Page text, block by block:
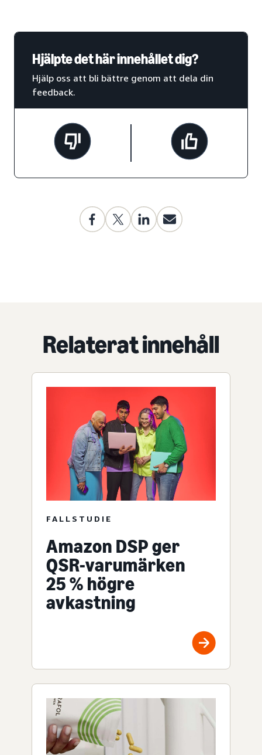
Hjälpte det här innehållet dig?
Hjälp oss att bli bättre genom att dela din
feedback.
Relaterat innehåll
FALLSTUDIE
Amazon DSP ger
QSR-varumärken
25 % högre
avkastning